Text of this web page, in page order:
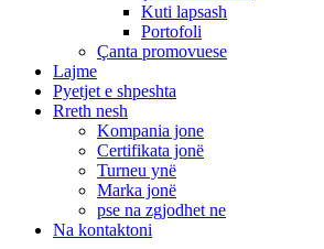
Kuti lapsash
Portofoli
Çanta promovuese
Lajme
Pyetjet e shpeshta
Rreth nesh
Kompania jone
Certifikata jonë
Turneu ynë
Marka jonë
pse na zgjodhet ne
Na kontaktoni